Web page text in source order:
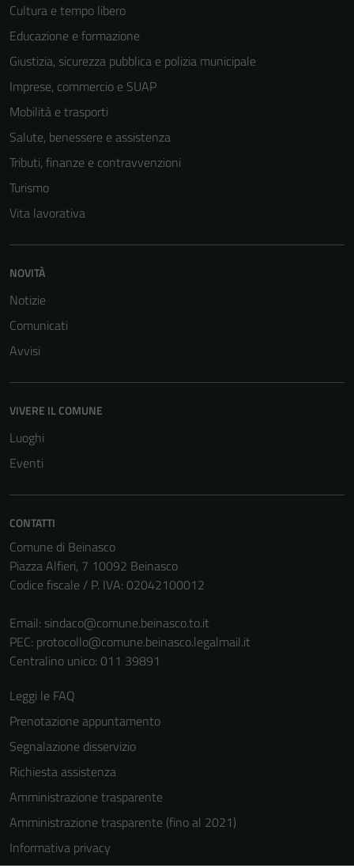
Cultura e tempo libero
Educazione e formazione
Giustizia, sicurezza pubblica e polizia municipale
Imprese, commercio e SUAP
Mobilità e trasporti
Salute, benessere e assistenza
Tributi, finanze e contravvenzioni
Turismo
Vita lavorativa
NOVITÀ
Notizie
Comunicati
Avvisi
VIVERE IL COMUNE
Luoghi
Eventi
CONTATTI
Comune di Beinasco
Piazza Alfieri, 7 10092 Beinasco
Codice fiscale / P. IVA: 02042100012
Email: sindaco@comune.beinasco.to.it
PEC: protocollo@comune.beinasco.legalmail.it
Centralino unico: 011 39891
Leggi le FAQ
Prenotazione appuntamento
Segnalazione disservizio
Richiesta assistenza
Amministrazione trasparente
Amministrazione trasparente (fino al 2021)
Informativa privacy
possono